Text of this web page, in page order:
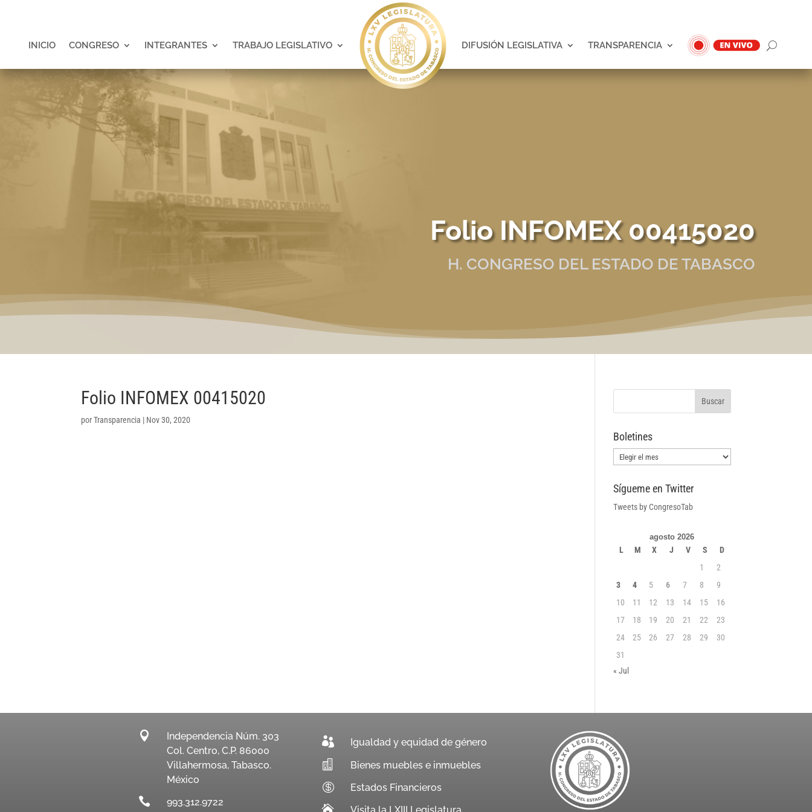
INICIO CONGRESO INTEGRANTES TRABAJO LEGISLATIVO DIFUSIÓN LEGISLATIVA TRANSPARENCIA
Folio INFOMEX 00415020
H. CONGRESO DEL ESTADO DE TABASCO
Folio INFOMEX 00415020
porTransparencia | Nov 30, 2020
Boletines
Boletines
Sígueme en Twitter
Tweets by CongresoTab
agosto 2026
L M X J V S
D
1
2
3
4 5 6 7 8
9
10
11 12 13 14 15
16
17
18 19 20 21 22
23
24
25 26 27 28 29
30
31
« Jul

Independencia Núm. 303
Col. Centro, C.P. 86000
Villahermosa, Tabasco.
México

993.312.9722
 Igualdad y equidad de género
 Bienes muebles e inmuebles
 Estados Financieros
